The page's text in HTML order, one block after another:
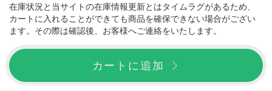
在庫状況と当サイトの在庫情報更新とはタイムラグがあるため、
カートに入れることができても商品を確保できない場合がござい
ます。その際は確認後、お客様へご連絡をいたします。
カートに追加